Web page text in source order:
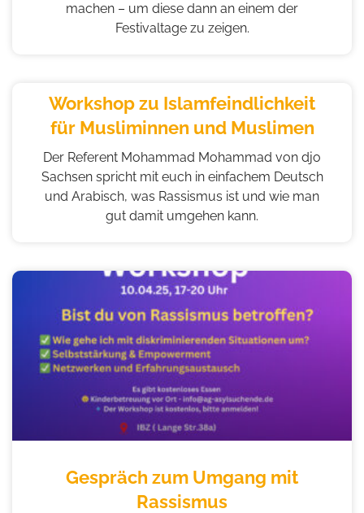
machen – um diese dann an einem der
Festivaltage zu zeigen.
Workshop zu Islamfeindlichkeit
für Musliminnen und Muslimen
Der Referent Mohammad Mohammad von djo
Sachsen spricht mit euch in einfachem Deutsch
und Arabisch, was Rassismus ist und wie man
gut damit umgehen kann.
Gespräch zum Umgang mit
Rassismus